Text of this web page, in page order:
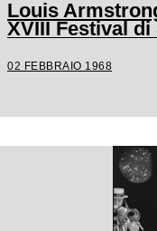
Louis
XVIII Festival di
02 FEBBRAIO 1968